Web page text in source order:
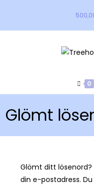
innehållet
0
Glömt
Glömt ditt
din e-postadress.